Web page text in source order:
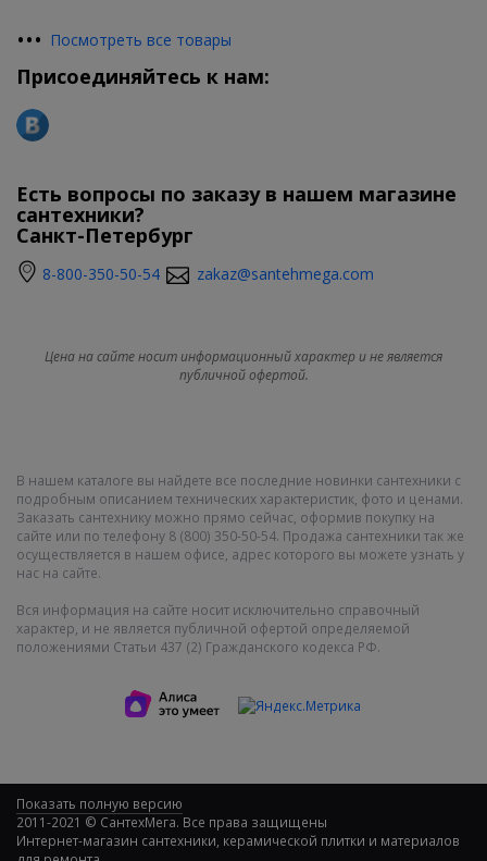
••• Посмотреть все товары
Присоединяйтесь к нам:
Есть вопросы по заказу в нашем магазине
сантехники?
Санкт-Петербург
8-800-350-50-54 zakaz@santehmega.com
Цена на сайте носит информационный характер и не является
публичной офертой.
В нашем каталоге вы найдете все последние новинки сантехники с
подробным описанием технических характеристик, фото и ценами.
Заказать сантехнику можно прямо сейчас, оформив покупку на
сайте или по телефону 8 (800) 350-50-54. Продажа сантехники так же
осуществляется в нашем офисе, адрес которого вы можете узнать у
нас на сайте.
Вся информация на сайте носит исключительно справочный
характер, и не является публичной офертой определяемой
положениями Статьи 437 (2) Гражданского кодекса РФ.
Показать полную версию
2011-2021 © СантехМега. Все права защищены
Интернет-магазин сантехники, керамической плитки и материалов